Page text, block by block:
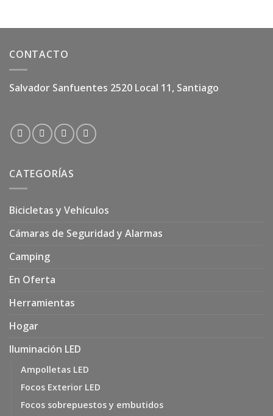
CONTACTO
Salvador Sanfuentes 2520 Local 11, Santiago
CATEGORÍAS
Bicicletas y Vehículos
Cámaras de Seguridad y Alarmas
Camping
En Oferta
Herramientas
Hogar
Iluminación LED
Ampolletas LED
Focos Exterior LED
Focos sobrepuestos y embutidos